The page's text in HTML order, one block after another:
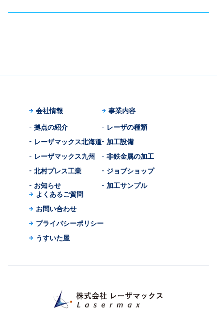
会社情報
拠点の紹介
レーザマックス北海道
レーザマックス九州
北村プレス工業
お知らせ
事業内容
レーザの種類
加工設備
非鉄金属の加工
ジョブショップ
加工サンプル
よくあるご質問
お問い合わせ
プライバシーポリシー
うすいた屋